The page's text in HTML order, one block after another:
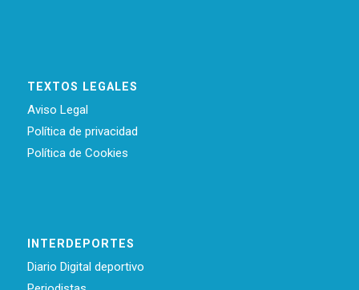
TEXTOS LEGALES
Aviso Legal
Política de privacidad
Política de Cookies
INTERDEPORTES
Diario Digital deportivo